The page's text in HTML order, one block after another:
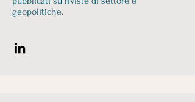
geopolitiche.